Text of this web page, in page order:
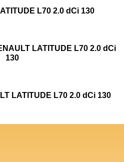
L70 2.0 dCi 130
LATITUDE L70 2.0 dCi
130
LATITUDE L70 2.0 dCi 130